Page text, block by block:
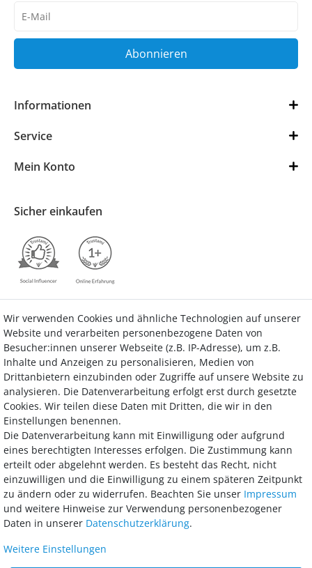
Honig
Abonnieren
Informationen
Service
Mein Konto
Sicher einkaufen
Vertrag widerrufen Kontakt
Bezahlung
Wir bieten Ihnen viele Möglichkeiten einer sicheren und bequemen
Bezahlung.
Wir verwenden Cookies und ähnliche Technologien auf unserer
Website und verarbeiten personenbezogene Daten von
Besucher:innen unserer Webseite (z.B. IP-Adresse), um z.B.
Inhalte und Anzeigen zu personalisieren, Medien von
Drittanbietern einzubinden oder Zugriffe auf unsere Website zu
analysieren. Die Datenverarbeitung erfolgt erst durch gesetzte
Cookies. Wir teilen diese Daten mit Dritten, die wir in den
Einstellungen benennen.
Die Datenverarbeitung kann mit Einwilligung oder aufgrund
eines berechtigten Interesses erfolgen. Die Zustimmung kann
erteilt oder abgelehnt werden. Es besteht das Recht, nicht
einzuwilligen und die Einwilligung zu einem späteren Zeitpunkt
zu ändern oder zu widerrufen. Beachten Sie unser Impressum
und weitere Hinweise zur Verwendung personenbezogener
Daten in unserer Daten­schutz­erklärung.
Weitere Einstellungen